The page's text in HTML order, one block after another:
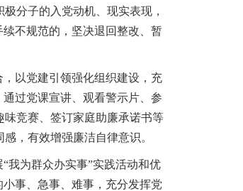
分子的入党动机、现实表现，
不规范的，坚决退回整改、暂
以党建引领强化组织建设，充
过党课宣讲、观看警示片、参
竞赛、签订家庭助廉承诺书等
，有效增强廉洁自律意识。
我为群众办实事”实践活动和优
事、急事、难事，充分发挥党